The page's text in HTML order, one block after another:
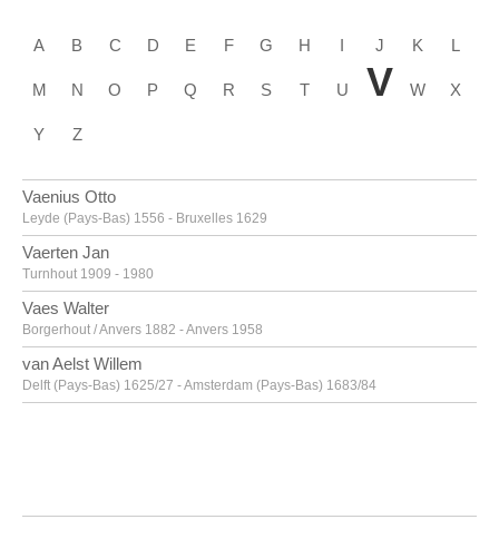
A B C D E F G H I J K L
M N O P Q R S T U V W X
Y Z
Vaenius Otto
Leyde (Pays-Bas) 1556 - Bruxelles 1629
Vaerten Jan
Turnhout 1909 - 1980
Vaes Walter
Borgerhout / Anvers 1882 - Anvers 1958
van Aelst Willem
Delft (Pays-Bas) 1625/27 - Amsterdam (Pays-Bas) 1683/84